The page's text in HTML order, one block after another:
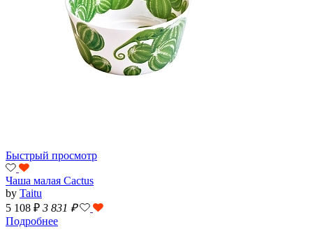
Быстрый просмотр
Чаша малая Cactus
by Taitu
5 108 ₽ 3 831 ₽
Подробнее